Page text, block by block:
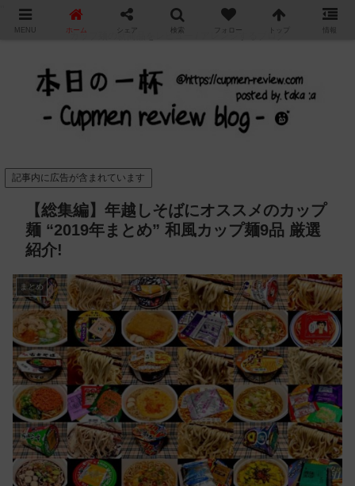
カップ麺の新商品をレビュー / アレンジするブログ
記事内に広告が含まれています
【総集編】年越しそばにオススメのカップ
麺 “2019年まとめ” 和風カップ麺9品 厳選
紹介!
まとめ
MENU ホーム シェア 検索 フォロー トップ 情報